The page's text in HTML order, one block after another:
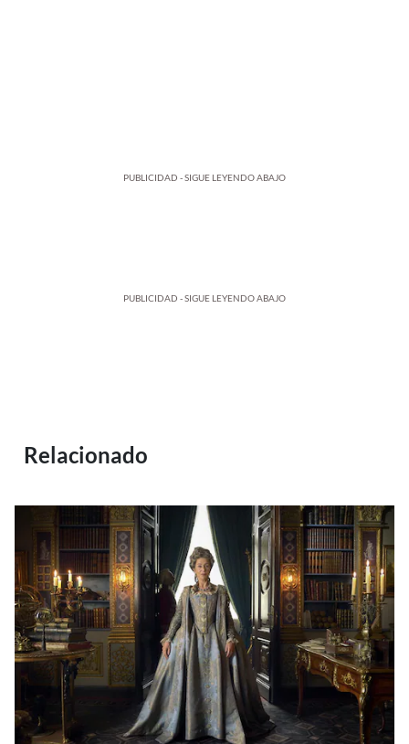
PUBLICIDAD - SIGUE LEYENDO ABAJO
PUBLICIDAD - SIGUE LEYENDO ABAJO
Relacionado